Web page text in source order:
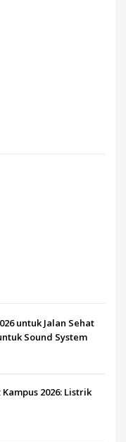
untuk Jalan Sehat
Sound System
2026: Listrik